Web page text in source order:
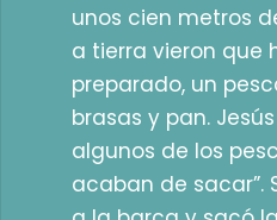
unos cien metros
a tierra vieron que
preparado, un
brasas y pan.
algunos de los
acaban de sacar”.